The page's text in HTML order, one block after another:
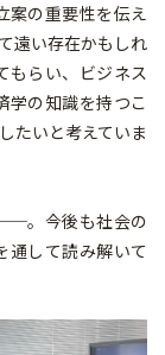
案の重要性を伝え
遠い存在かもしれ
もらい、ビジネス
学の知識を持つこ
たいと考えていま
。今後も社会の
通して読み解いて